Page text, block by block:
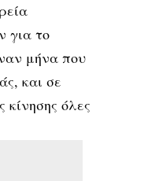
για το
μήνα που
και σε
όλες